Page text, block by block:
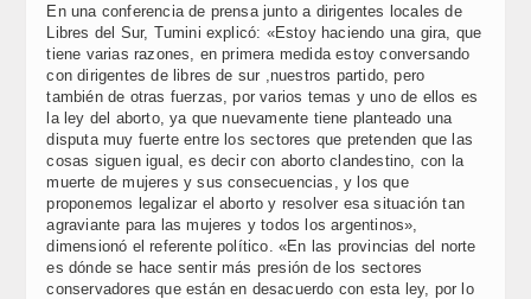
En una conferencia de prensa junto a dirigentes locales de
Libres del Sur, Tumini explicó: «Estoy haciendo una gira, que
tiene varias razones, en primera medida estoy conversando
con dirigentes de libres de sur ,nuestros partido, pero
también de otras fuerzas, por varios temas y uno de ellos es
la ley del aborto, ya que nuevamente tiene planteado una
disputa muy fuerte entre los sectores que pretenden que las
cosas siguen igual, es decir con aborto clandestino, con la
muerte de mujeres y sus consecuencias, y los que
proponemos legalizar el aborto y resolver esa situación tan
agraviante para las mujeres y todos los argentinos»,
dimensionó el referente político. «En las provincias del norte
es dónde se hace sentir más presión de los sectores
conservadores que están en desacuerdo con esta ley, por lo